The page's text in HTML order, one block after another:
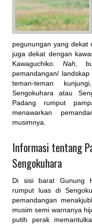
pegunungan yang dekat
juga dekat dengan
Kawaguchiko.Nah ,
pemandangan/
teman-teman
Sengokuhara atau
Padang rumput
menawarkan
musimnya.
Informasi tentang
Sengokuhara
Di sisi barat Gunung
rumput luas di
pemandangan
musim semi warnanya
putih perak